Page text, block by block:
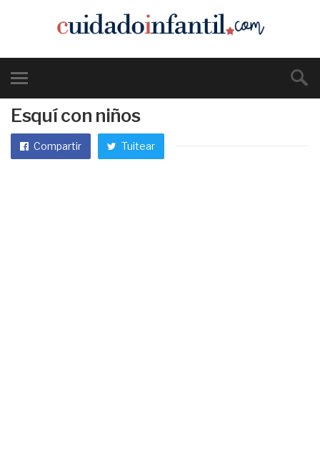
Esquí con niños
Compartir Tuitear